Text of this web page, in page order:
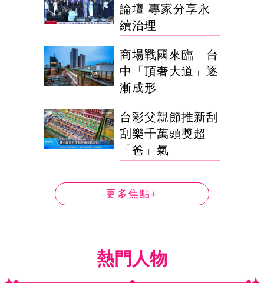
論壇 專家分享永
續治理
商場戰國來臨 台
中「頂奢大道」逐
漸成形
台彩父親節推新刮
刮樂千萬頭獎超
「爸」氣
更多焦點+
熱門人物